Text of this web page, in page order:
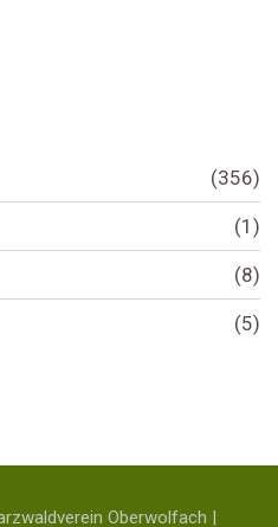
(356)
(1)
(8)
(5)
Oberwolfach |